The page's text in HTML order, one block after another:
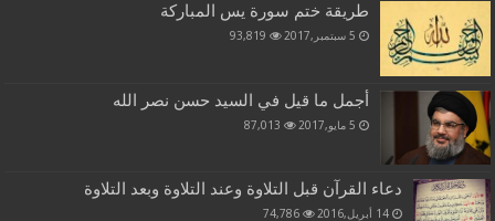
طريقة ختم سورة يس المباركة
5 سبتمبر,2017 93,819
أجمل ما قيل في السيد حسن نصر الله
5 مايو,2017 87,013
دعاء القرآن قبل التلاوة وعند التلاوة وبعد التلاوة
14 أبريل,2016 74,786